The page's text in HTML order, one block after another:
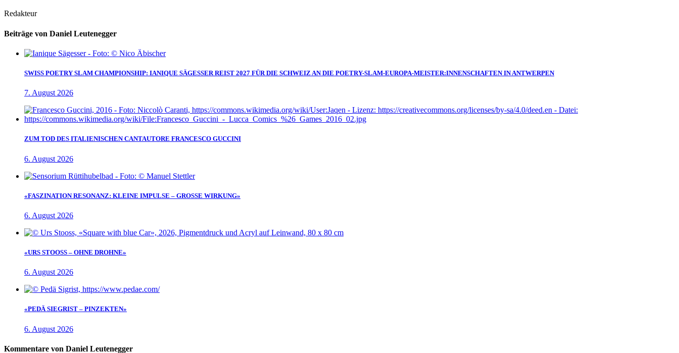
Redakteur
Beiträge von Daniel Leutenegger
SWISS POETRY SLAM CHAMPIONSHIP: IANIQUE SÄGESSER REIST 2027 FÜR DIE SCHWEIZ AN DIE POETRY-SLAM-EUROPA-MEISTER:INNENSCHAFTEN IN ANTWERPEN
7. August 2026
ZUM TOD DES ITALIENISCHEN CANTAUTORE FRANCESCO GUCCINI
6. August 2026
«FASZINATION RESONANZ: KLEINE IMPULSE – GROSSE WIRKUNG»
6. August 2026
«URS STOOSS – OHNE DROHNE»
6. August 2026
«PEDÄ SIEGRIST – PINZEKTEN»
6. August 2026
Kommentare von Daniel Leutenegger